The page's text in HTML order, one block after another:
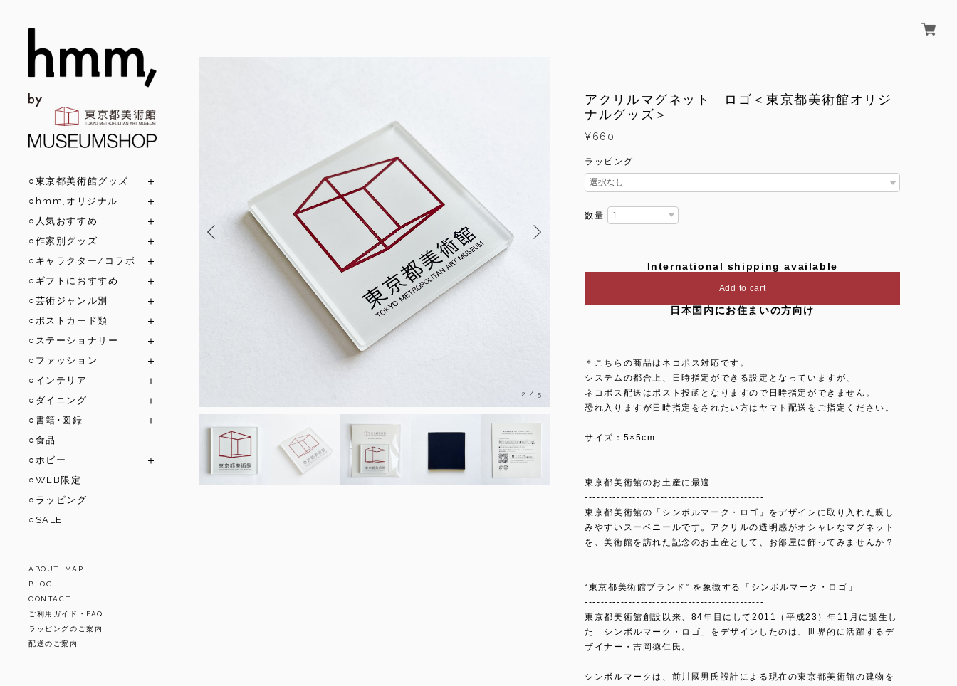
○東京都美術館グッズ
○hmm,オリジナル
○人気おすすめ
○作家別グッズ
○キャラクター/コラボ
○ギフトにおすすめ
○芸術ジャンル別
○ポストカード類
○ステーショナリー
○ファッション
○インテリア
○ダイニング
○書籍･図録
○食品
○ホビー
○WEB限定
○ラッピング
○SALE
ABOUT･MAP
BLOG
CONTACT
ご利用ガイド・FAQ
ラッピングのご案内
配送のご案内
2 /5
アクリルマグネット ロゴ＜東京都美術館オリジ
ナルグッズ＞
¥660
ラッピング
数量
International shipping available
Add to cart
日本国内にお住まいの方向け
＊こちらの商品はネコポス対応です。
システムの都合上、日時指定ができる設定となっていますが、
ネコポス配送はポスト投函となりますので日時指定ができません。
恐れ入りますが日時指定をされたい方はヤマト配送をご指定ください。
---------------------------------------------
サイズ：5×5cm
東京都美術館のお土産に最適
---------------------------------------------
東京都美術館の「シンボルマーク・ロゴ」をデザインに取り入れた親し
みやすいスーベニールです。アクリルの透明感がオシャレなマグネット
を、美術館を訪れた記念のお土産として、お部屋に飾ってみませんか？
“東京都美術館ブランド” を象徴する「シンボルマーク・ロゴ」
---------------------------------------------
東京都美術館創設以来、84年目にして2011（平成23）年11月に誕生し
た「シンボルマーク・ロゴ」をデザインしたのは、世界的に活躍するデ
ザイナー・吉岡徳仁氏。
シンボルマークは、前川國男氏設計による現在の東京都美術館の建物を